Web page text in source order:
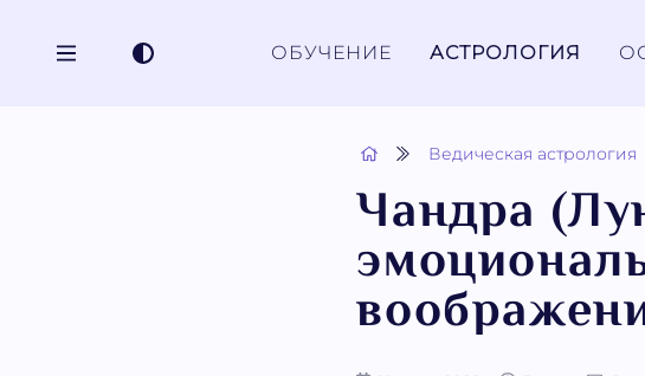
ОБУЧЕНИЕ АСТРОЛОГИЯ
Ведическая астрология
Чандра